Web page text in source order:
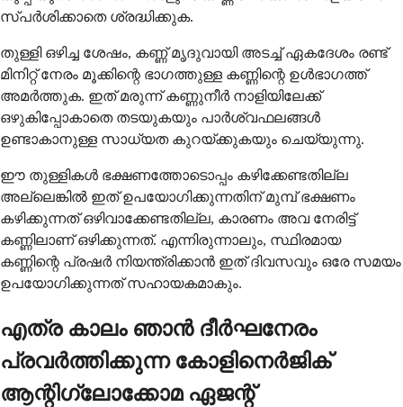
സ്പർശിക്കാതെ ശ്രദ്ധിക്കുക.
തുള്ളി ഒഴിച്ച ശേഷം, കണ്ണ് മൃദുവായി അടച്ച് ഏകദേശം രണ്ട്
മിനിറ്റ് നേരം മൂക്കിന്റെ ഭാഗത്തുള്ള കണ്ണിന്റെ ഉൾഭാഗത്ത്
അമർത്തുക. ഇത് മരുന്ന് കണ്ണുനീർ നാളിയിലേക്ക്
ഒഴുകിപ്പോകാതെ തടയുകയും പാർശ്വഫലങ്ങൾ
ഉണ്ടാകാനുള്ള സാധ്യത കുറയ്ക്കുകയും ചെയ്യുന്നു.
ഈ തുള്ളികൾ ഭക്ഷണത്തോടൊപ്പം കഴിക്കേണ്ടതില്ല
അല്ലെങ്കിൽ ഇത് ഉപയോഗിക്കുന്നതിന് മുമ്പ് ഭക്ഷണം
കഴിക്കുന്നത് ഒഴിവാക്കേണ്ടതില്ല, കാരണം അവ നേരിട്ട്
കണ്ണിലാണ് ഒഴിക്കുന്നത്. എന്നിരുന്നാലും, സ്ഥിരമായ
കണ്ണിന്റെ പ്രഷർ നിയന്ത്രിക്കാൻ ഇത് ദിവസവും ഒരേ സമയം
ഉപയോഗിക്കുന്നത് സഹായകമാകും.
എത്ര കാലം ഞാൻ ദീർഘനേരം
പ്രവർത്തിക്കുന്ന കോളിനെർജിക്
ആന്റിഗ്ലോക്കോമ ഏജന്റ്